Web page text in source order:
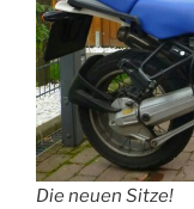
Die neuen Sitze!